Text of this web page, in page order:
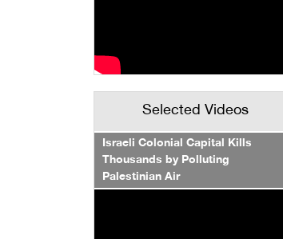
Selected Videos
Israeli Colonial Capital Kills
Thousands by Polluting
Palestinian Air